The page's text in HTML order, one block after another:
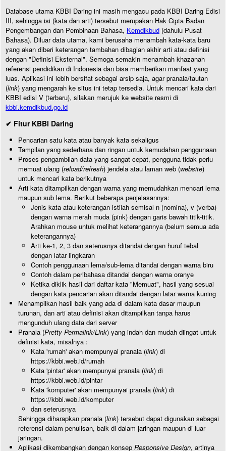
Database utama KBBI Daring ini masih mengacu pada KBBI Daring Edisi
III, sehingga isi (kata dan arti) tersebut merupakan Hak Cipta Badan
Pengembangan dan Pembinaan Bahasa, Kemdikbud (dahulu Pusat
Bahasa). Diluar data utama, kami berusaha menambah kata-kata baru
yang akan diberi keterangan tambahan dibagian akhir arti atau definisi
dengan "Definisi Eksternal". Semoga semakin menambah khazanah
referensi pendidikan di Indonesia dan bisa memberikan manfaat yang
luas. Aplikasi ini lebih bersifat sebagai arsip saja, agar pranala/tautan
(link) yang mengarah ke situs ini tetap tersedia. Untuk mencari kata dari
KBBI edisi V (terbaru), silakan merujuk ke website resmi di
kbbi.kemdikbud.go.id
✔ Fitur KBBI Daring
Pencarian satu kata atau banyak kata sekaligus
Tampilan yang sederhana dan ringan untuk kemudahan penggunaan
Proses pengambilan data yang sangat cepat, pengguna tidak perlu
memuat ulang (reload/refresh) jendela atau laman web (website)
untuk mencari kata berikutnya
Arti kata ditampilkan dengan warna yang memudahkan mencari lema
maupun sub lema. Berikut beberapa penjelasannya:
Jenis kata atau keterangan istilah semisal n (nomina), v (verba)
dengan warna merah muda (pink) dengan garis bawah titik-titik.
Arahkan mouse untuk melihat keterangannya (belum semua ada
keterangannya)
Arti ke-1, 2, 3 dan seterusnya ditandai dengan huruf tebal
dengan latar lingkaran
Contoh penggunaan lema/sub-lema ditandai dengan warna biru
Contoh dalam peribahasa ditandai dengan warna oranye
Ketika diklik hasil dari daftar kata "Memuat", hasil yang sesuai
dengan kata pencarian akan ditandai dengan latar warna kuning
Menampilkan hasil baik yang ada di dalam kata dasar maupun
turunan, dan arti atau definisi akan ditampilkan tanpa harus
mengunduh ulang data dari server
Pranala (Pretty Permalink/Link) yang indah dan mudah diingat untuk
definisi kata, misalnya :
Kata 'rumah' akan mempunyai pranala (link) di
https://kbbi.web.id/rumah
Kata 'pintar' akan mempunyai pranala (link) di
https://kbbi.web.id/pintar
Kata 'komputer' akan mempunyai pranala (link) di
https://kbbi.web.id/komputer
dan seterusnya
Sehingga diharapkan pranala (link) tersebut dapat digunakan sebagai
referensi dalam penulisan, baik di dalam jaringan maupun di luar
jaringan.
Aplikasi dikembangkan dengan konsep Responsive Design, artinya